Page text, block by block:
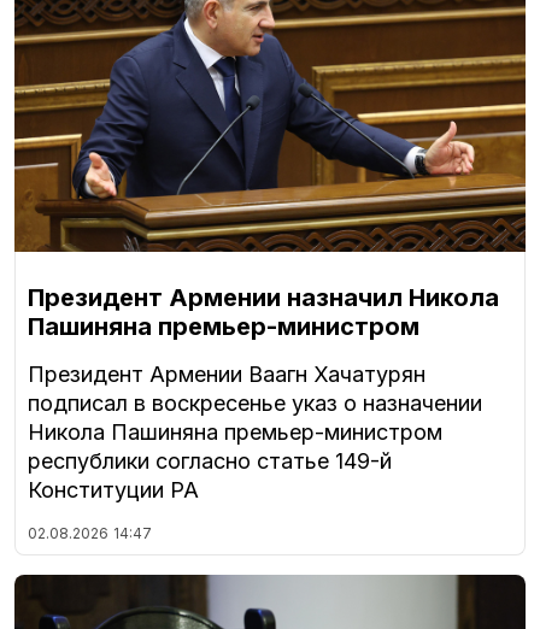
Президент Армении назначил Никола
Пашиняна премьер-министром
Президент Армении Ваагн Хачатурян
подписал в воскресенье указ о назначении
Никола Пашиняна премьер-министром
республики согласно статье 149-й
Конституции РА
02.08.2026 14:47